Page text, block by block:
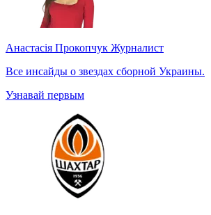
Анастасія Прокопчук Журналист
Все инсайды о звездах сборной Украины.
Узнавай первым